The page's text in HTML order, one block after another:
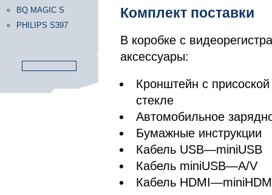
BQ MAGIC S
PHILIPS S397
Комплект поставки
В коробке с
аксессуары:
Кронштейн с
стекле
Автомобильное
Бумажные инструкции
Кабель USB—miniUSB
Кабель miniUSB—A/V
Кабель